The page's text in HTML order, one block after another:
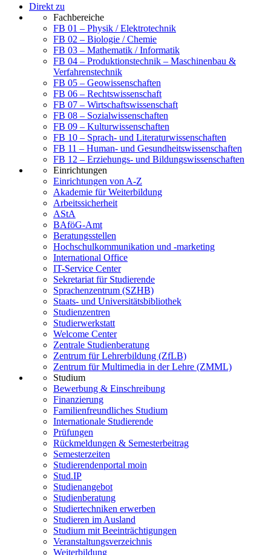
Direkt zu
Fachbereiche
FB 01 – Physik / Elektrotechnik
FB 02 – Biologie / Chemie
FB 03 – Mathematik / Informatik
FB 04 – Produktionstechnik – Maschinenbau &
Verfahrenstechnik
FB 05 – Geowissenschaften
FB 06 – Rechtswissenschaft
FB 07 – Wirtschaftswissenschaft
FB 08 – Sozialwissenschaften
FB 09 – Kulturwissenschaften
FB 10 – Sprach- und Literaturwissenschaften
FB 11 – Human- und Gesundheitswissenschaften
FB 12 – Erziehungs- und Bildungswissenschaften
Einrichtungen
Einrichtungen von A-Z
Akademie für Weiterbildung
Arbeitssicherheit
AStA
BAföG-Amt
Beratungsstellen
Hochschulkommunikation und -marketing
International Office
IT-Service Center
Sekretariat für Studierende
Sprachenzentrum (SZHB)
Staats- und Universitätsbibliothek
Studienzentren
Studierwerkstatt
Welcome Center
Zentrale Studienberatung
Zentrum für Lehrerbildung (ZfLB)
Zentrum für Multimedia in der Lehre (ZMML)
Studium
Bewerbung & Einschreibung
Finanzierung
Familienfreundliches Studium
Internationale Studierende
Prüfungen
Rückmeldungen & Semesterbeitrag
Semesterzeiten
Studierendenportal moin
Stud.IP
Studienangebot
Studienberatung
Studiertechniken erwerben
Studieren im Ausland
Studium mit Beeinträchtigungen
Veranstaltungsverzeichnis
Weiterbildung